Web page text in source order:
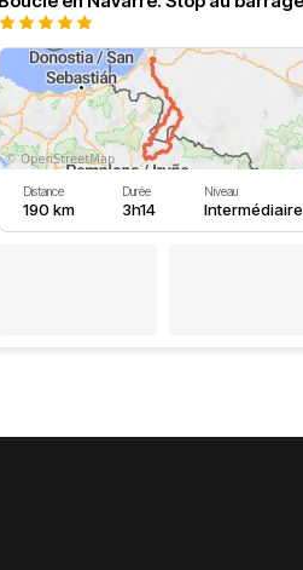
Distance
190 km
Durée
3h14
Niveau
Intermédiaire